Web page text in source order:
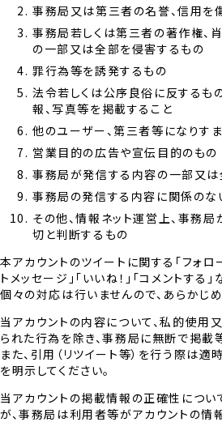
事務局又は第三者の名誉、信用を
事務局若しくは第三者の著作権、
の一部又は全部を侵害するもの
罪行為等を誘発するもの
法令若しくは公序良俗に反するも
報、写真等を掲載すること
他のユーザー、第三者等になりす
営業目的の広告や宣伝目的のもの
事務局が発信する内容の一部又
事務局の発信する内容に関係のな
その他、情報ネット運営上、事務
切と判断するもの
本アカウントのツイートに関する「フォロー
トメッセージ」「いいね！」「コメントす
個々の対応は行いませんので、あらかじめ
当アカウントの内容について、私的使用
られた行為を除き、事務局に無断で掲載
また、引用（リツイート等）を行う際は適
を明示してください。
当アカウントの掲載情報の正確性につい
が、事務局は利用者等がアカウントの情